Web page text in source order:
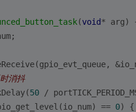
(void* arg)
消抖
50 /
== 0)